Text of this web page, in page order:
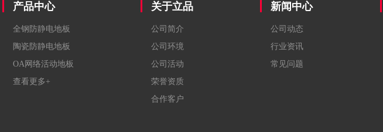
产品中心
全钢防静电地板
陶瓷防静电地板
OA网络活动地板
查看更多+
关于立品
公司简介
公司环境
公司活动
荣誉资质
合作客户
新闻中心
公司动态
行业资讯
常见问题